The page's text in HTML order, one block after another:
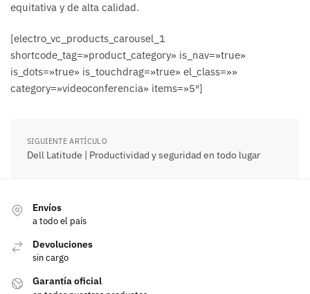
equitativa y de alta calidad.
[electro_vc_products_carousel_1
shortcode_tag=»product_category» is_nav=»true»
is_dots=»true» is_touchdrag=»true» el_class=»»
category=»videoconferencia» items=»5″]
SIGUIENTE ARTÍCULO
Dell Latitude | Productividad y seguridad en todo lugar
Envíos
a todo el país
Devoluciones
sin cargo
Garantía oficial